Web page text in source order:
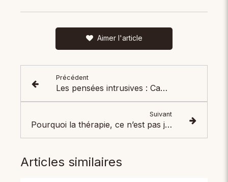
Aimer l'article
Précédent
Les pensées intrusives : Causes et solutions
Suivant
Pourquoi la thérapie, ce n’est pas juste “parler” : ce qui se joue vraiment en séance
Articles similaires